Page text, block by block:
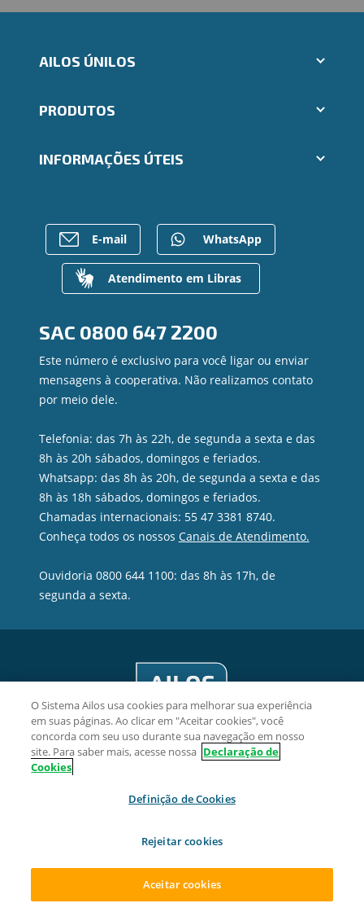
AILOS ÚNILOS
Indique um amigo
Trabalhe Conosco
Ailos Educação
Mapa do site
Gerenciar Cookies
PRODUTOS
Consórcios
Previdência
Para empresas
INFORMAÇÕES ÚTEIS
Caixa Eletrônico
Regularização de dívidas
Valores a Receber
Contato
Ouvidoria
E-mail WhatsApp
Atendimento em Libras
SAC 0800 647 2200
Este número é exclusivo para você ligar ou enviar
mensagens à cooperativa. Não realizamos contato
por meio dele.
Telefonia: das 7h às 22h, de segunda a sexta e das
8h às 20h sábados, domingos e feriados.
Whatsapp: das 8h às 20h, de segunda a sexta e das
8h às 18h sábados, domingos e feriados.
Chamadas internacionais: 55 47 3381 8740.
Conheça todos os nossos Canais de Atendimento.
Ouvidoria 0800 644 1100: das 8h às 17h, de
segunda a sexta.
Únilos Cooperativa de Crédito - CNPJ 02.405.189/0001-28
2026 Sistema Ailos. Todos os direitos reservados.
O Sistema Ailos usa cookies para melhorar sua experiência
em suas páginas. Ao clicar em "Aceitar cookies", você
concorda com seu uso durante sua navegação em nosso
site. Para saber mais, acesse nossa Declaração de
Cookies
Definição de Cookies
Rejeitar cookies
Aceitar cookies